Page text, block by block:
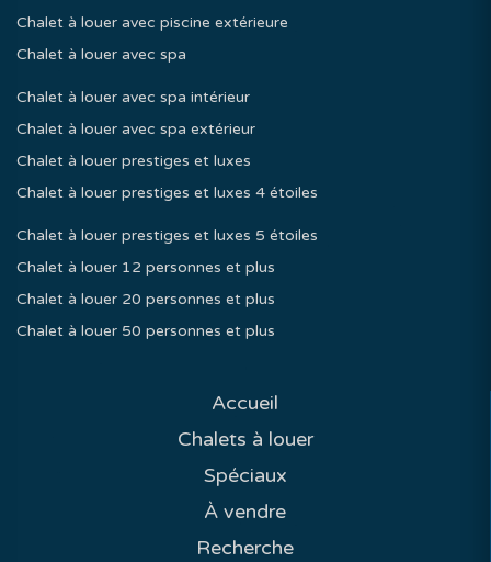
Chalet à louer avec piscine extérieure
Chalet à louer avec spa
Chalet à louer avec spa intérieur
Chalet à louer avec spa extérieur
Chalet à louer prestiges et luxes
Chalet à louer prestiges et luxes 4 étoiles
Chalet à louer prestiges et luxes 5 étoiles
Chalet à louer 12 personnes et plus
Chalet à louer 20 personnes et plus
Chalet à louer 50 personnes et plus
Accueil
Chalets à louer
Spéciaux
À vendre
Recherche